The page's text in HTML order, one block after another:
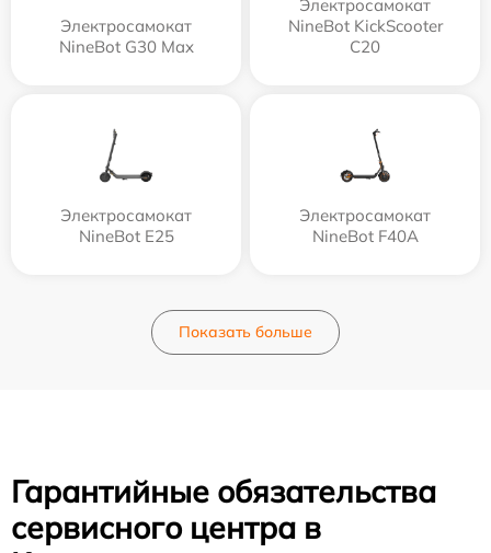
Электросамокат
NineBot G30 Max
Электросамокат
NineBot KickScooter
C20
Электросамокат
NineBot E25
Электросамокат
NineBot F40A
Показать больше
Гарантийные обязательства
сервисного центра в